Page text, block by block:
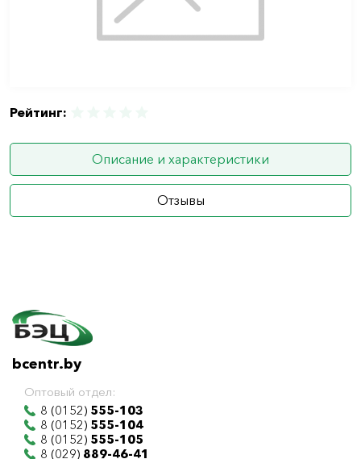
Рейтинг:
Описание и характеристики
Отзывы
bcentr.by
Оптовый отдел:
8 (0152) 555-103
8 (0152) 555-104
8 (0152) 555-105
8 (029) 889-46-41